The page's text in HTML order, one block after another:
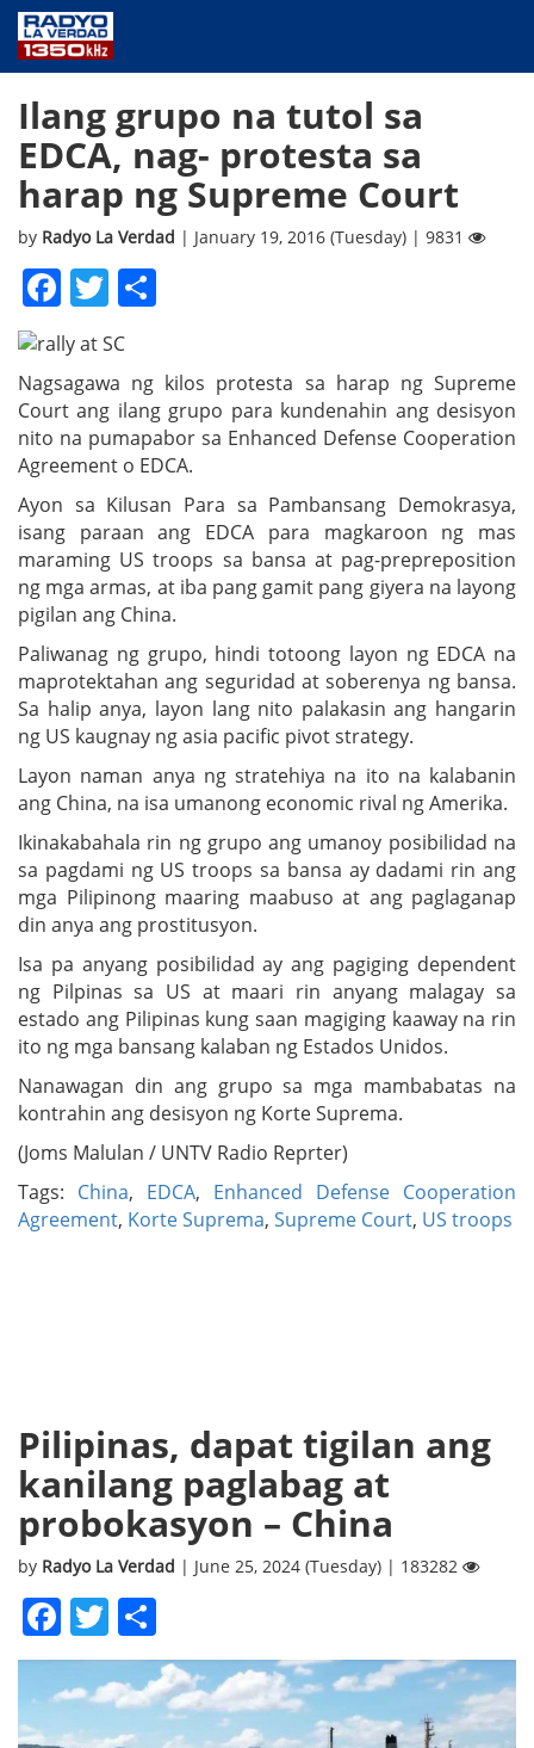
PUBLIC SERVICE
ANNOUNCEMENTS
PROGRAMS
ABOUT
Ilang grupo na tutol sa
EDCA, nag- protesta sa
harap ng Supreme Court
by Radyo La Verdad | January 19, 2016 (Tuesday) | 9831
Facebook
Twitter
Nagsagawa ng kilos protesta sa harap ng Supreme
Court ang ilang grupo para kundenahin ang desisyon
nito na pumapabor sa Enhanced Defense Cooperation
Agreement o EDCA.
Ayon sa Kilusan Para sa Pambansang Demokrasya,
isang paraan ang EDCA para magkaroon ng mas
maraming US troops sa bansa at pag-prepreposition
ng mga armas, at iba pang gamit pang giyera na layong
pigilan ang China.
Paliwanag ng grupo, hindi totoong layon ng EDCA na
maprotektahan ang seguridad at soberenya ng bansa.
Sa halip anya, layon lang nito palakasin ang hangarin
ng US kaugnay ng asia pacific pivot strategy.
Layon naman anya ng stratehiya na ito na kalabanin
ang China, na isa umanong economic rival ng Amerika.
Ikinakabahala rin ng grupo ang umanoy posibilidad na
sa pagdami ng US troops sa bansa ay dadami rin ang
mga Pilipinong maaring maabuso at ang paglaganap
din anya ang prostitusyon.
Isa pa anyang posibilidad ay ang pagiging dependent
ng Pilpinas sa US at maari rin anyang malagay sa
estado ang Pilipinas kung saan magiging kaaway na rin
ito ng mga bansang kalaban ng Estados Unidos.
Nanawagan din ang grupo sa mga mambabatas na
kontrahin ang desisyon ng Korte Suprema.
(Joms Malulan / UNTV Radio Reprter)
Tags: China, EDCA, Enhanced Defense Cooperation
Agreement, Korte Suprema, Supreme Court, US troops
Pilipinas, dapat tigilan ang
kanilang paglabag at
probokasyon – China
by Radyo La Verdad | June 25, 2024 (Tuesday) | 183282
Facebook
Twitter